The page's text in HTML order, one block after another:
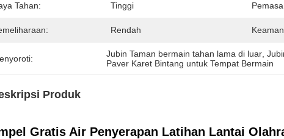
Tahan: Tinggi
Rendah
Jubin Taman bermain tahan lama di luar ,
Paver Karet Bintang untuk Tempat Bermain
Produk
Gratis Air Penyerapan Latihan Lantai